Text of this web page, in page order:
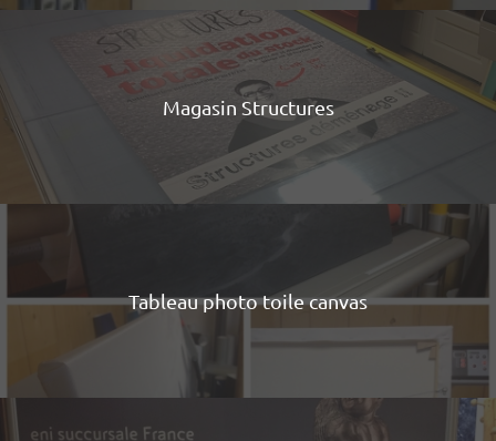
Magasin Structures
Tableau photo toile canvas